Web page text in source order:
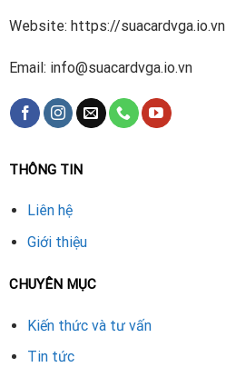
Website: https://suacardvga.io.vn
Email: info@suacardvga.io.vn
THÔNG TIN
Liên hệ
Giới thiệu
CHUYÊN MỤC
Kiến thức và tư vấn
Tin tức